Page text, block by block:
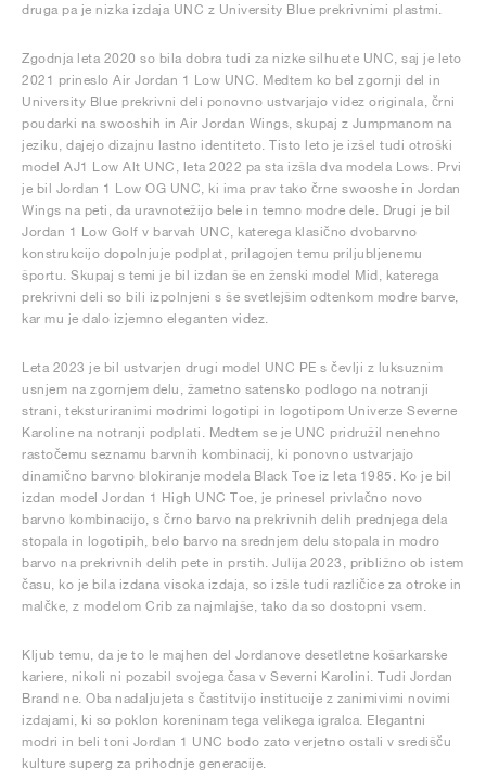
druga pa je nizka izdaja UNC z University Blue prekrivnimi plastmi.
Zgodnja leta 2020 so bila dobra tudi za nizke silhuete UNC, saj je leto
2021 prineslo Air Jordan 1 Low UNC. Medtem ko bel zgornji del in
University Blue prekrivni deli ponovno ustvarjajo videz originala, črni
poudarki na swooshih in Air Jordan Wings, skupaj z Jumpmanom na
jeziku, dajejo dizajnu lastno identiteto. Tisto leto je izšel tudi otroški
model AJ1 Low Alt UNC, leta 2022 pa sta izšla dva modela Lows. Prvi
je bil Jordan 1 Low OG UNC, ki ima prav tako črne swooshe in Jordan
Wings na peti, da uravnotežijo bele in temno modre dele. Drugi je bil
Jordan 1 Low Golf v barvah UNC, katerega klasično dvobarvno
konstrukcijo dopolnjuje podplat, prilagojen temu priljubljenemu
športu. Skupaj s temi je bil izdan še en ženski model Mid, katerega
prekrivni deli so bili izpolnjeni s še svetlejšim odtenkom modre barve,
kar mu je dalo izjemno eleganten videz.
Leta 2023 je bil ustvarjen drugi model UNC PE s čevlji z luksuznim
usnjem na zgornjem delu, žametno satensko podlogo na notranji
strani, teksturiranimi modrimi logotipi in logotipom Univerze Severne
Karoline na notranji podplati. Medtem se je UNC pridružil nenehno
rastočemu seznamu barvnih kombinacij, ki ponovno ustvarjajo
dinamično barvno blokiranje modela Black Toe iz leta 1985. Ko je bil
izdan model Jordan 1 High UNC Toe, je prinesel privlačno novo
barvno kombinacijo, s črno barvo na prekrivnih delih prednjega dela
stopala in logotipih, belo barvo na srednjem delu stopala in modro
barvo na prekrivnih delih pete in prstih. Julija 2023, približno ob istem
času, ko je bila izdana visoka izdaja, so izšle tudi različice za otroke in
malčke, z modelom Crib za najmlajše, tako da so dostopni vsem.
Kljub temu, da je to le majhen del Jordanove desetletne košarkarske
kariere, nikoli ni pozabil svojega časa v Severni Karolini. Tudi Jordan
Brand ne. Oba nadaljujeta s častitvijo institucije z zanimivimi novimi
izdajami, ki so poklon koreninam tega velikega igralca. Elegantni
modri in beli toni Jordan 1 UNC bodo zato verjetno ostali v središču
kulture superg za prihodnje generacije.